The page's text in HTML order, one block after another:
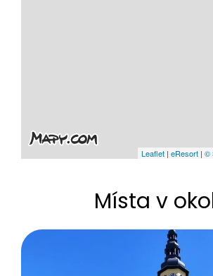
Leaflet | eResort | ©
Místa v